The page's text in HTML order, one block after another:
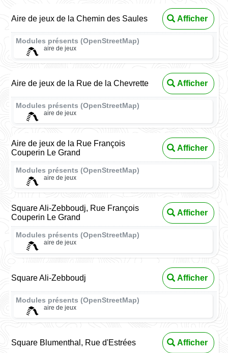
Aire de jeux de la Chemin des Saules Afficher
Modules présents (OpenStreetMap)
aire de jeux
Aire de jeux de la Rue de la Chevrette Afficher
Modules présents (OpenStreetMap)
aire de jeux
Aire de jeux de la Rue François
Couperin Le Grand
Afficher
Modules présents (OpenStreetMap)
aire de jeux
Square Ali-Zebboudj, Rue François
Couperin Le Grand
Afficher
Modules présents (OpenStreetMap)
aire de jeux
Square Ali-Zebboudj Afficher
Modules présents (OpenStreetMap)
aire de jeux
Square Blumenthal, Rue d'Estrées Afficher